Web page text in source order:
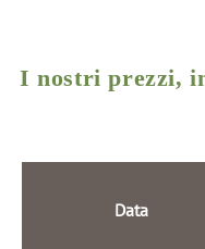
I nostri prezzi,
Data